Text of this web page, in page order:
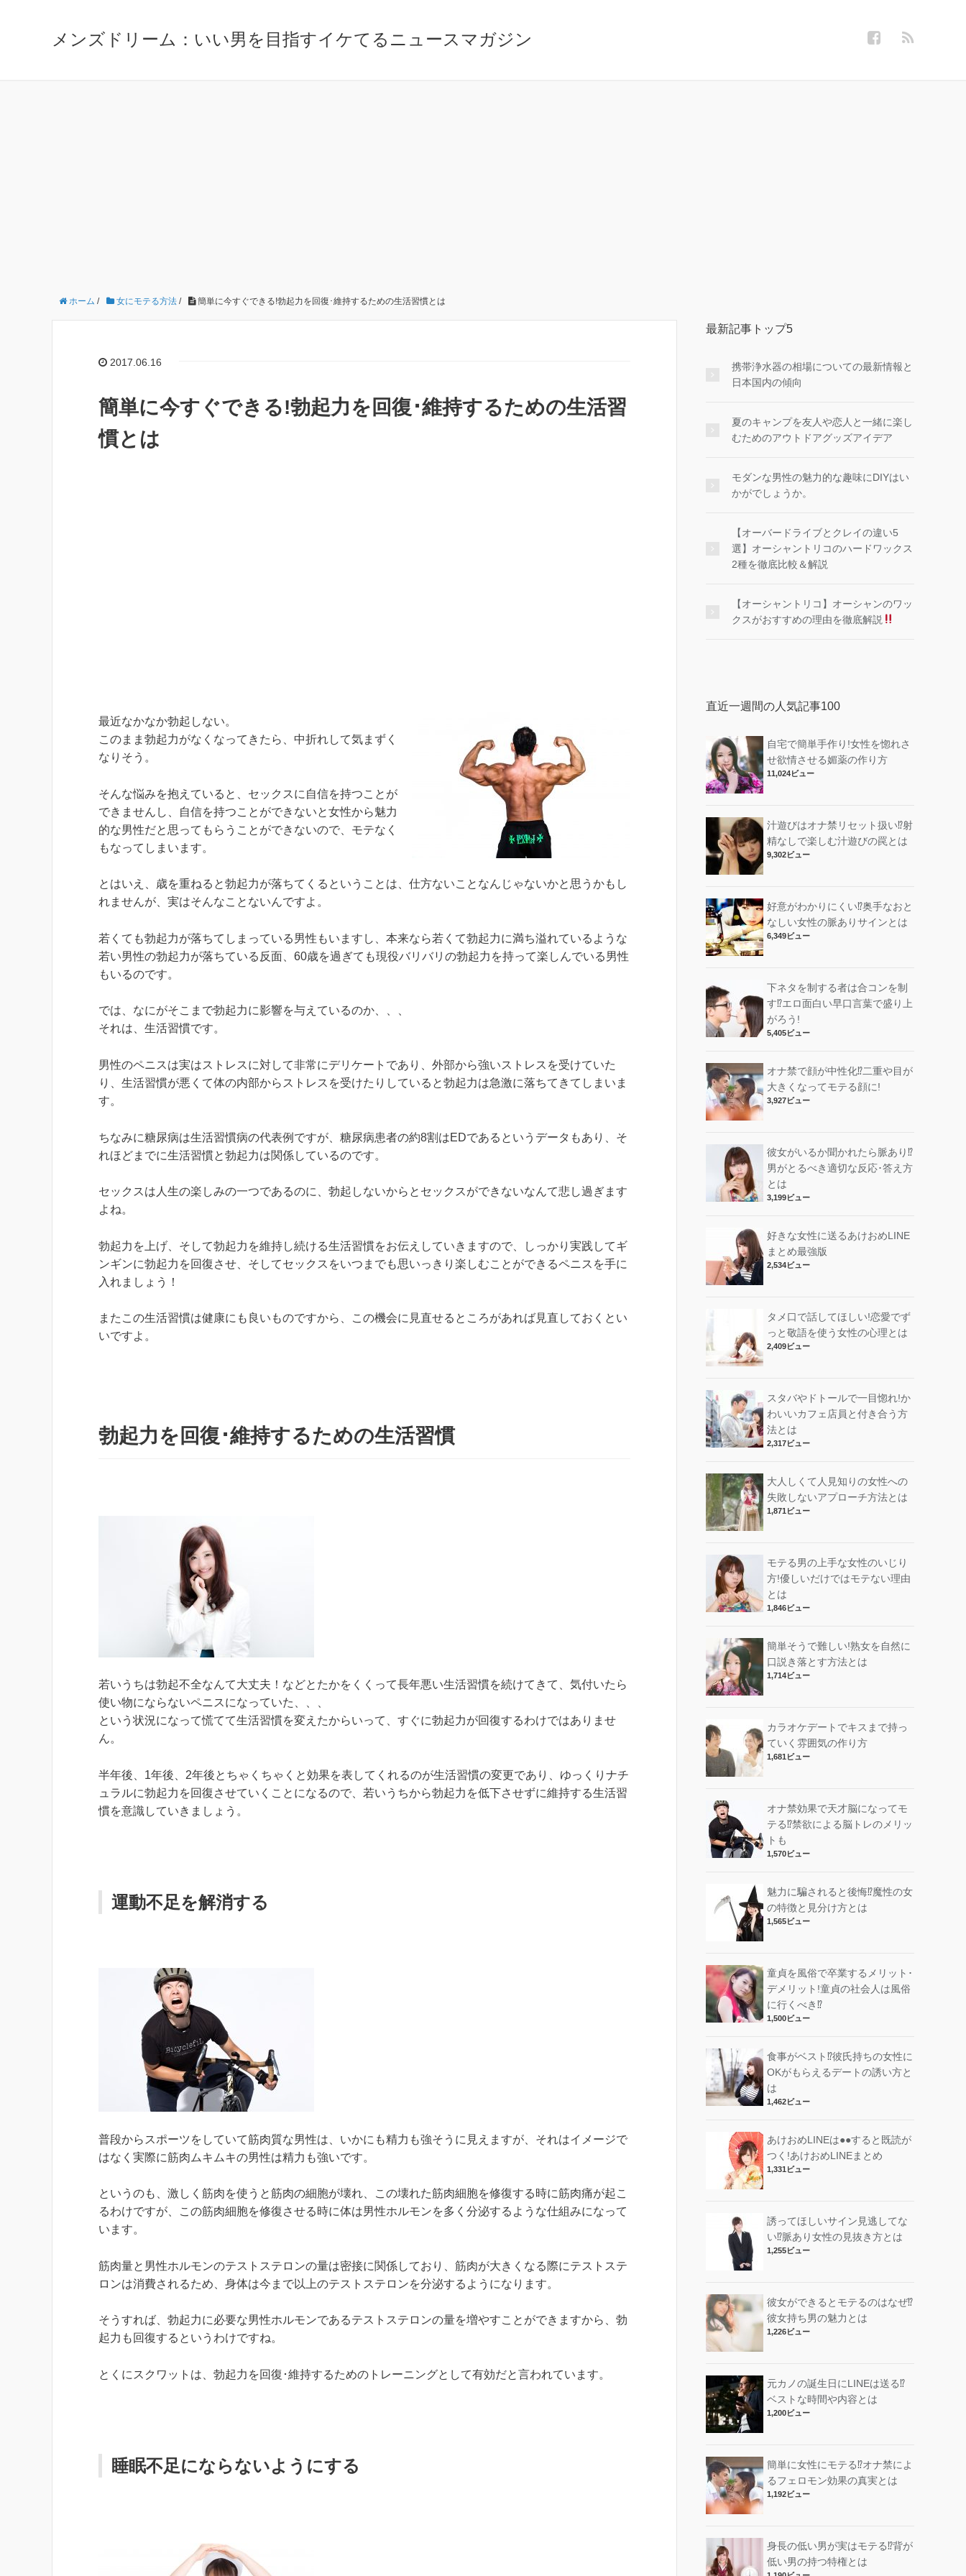
メンズドリーム：いい男を目指すイケてるニュースマガジン
ホーム / 女にモテる方法 / 簡単に今すぐできる!勃起力を回復･維持するための生活習慣とは
2017.06.16
簡単に今すぐできる!勃起力を回復･維持するための生活習
慣とは
最近なかなか勃起しない。
このまま勃起力がなくなってきたら、中折れして気まずく
なりそう。
そんな悩みを抱えていると、セックスに自信を持つことが
できませんし、自信を持つことができないと女性から魅力
的な男性だと思ってもらうことができないので、モテなく
もなってしまいます。
とはいえ、歳を重ねると勃起力が落ちてくるということは、仕方ないことなんじゃないかと思うかもし
れませんが、実はそんなことないんですよ。
若くても勃起力が落ちてしまっている男性もいますし、本来なら若くて勃起力に満ち溢れているような
若い男性の勃起力が落ちている反面、60歳を過ぎても現役バリバリの勃起力を持って楽しんでいる男性
もいるのです。
では、なにがそこまで勃起力に影響を与えているのか、、、
それは、生活習慣です。
男性のペニスは実はストレスに対して非常にデリケートであり、外部から強いストレスを受けていた
り、生活習慣が悪くて体の内部からストレスを受けたりしていると勃起力は急激に落ちてきてしまいま
す。
ちなみに糖尿病は生活習慣病の代表例ですが、糖尿病患者の約8割はEDであるというデータもあり、そ
れほどまでに生活習慣と勃起力は関係しているのです。
セックスは人生の楽しみの一つであるのに、勃起しないからとセックスができないなんて悲し過ぎます
よね。
勃起力を上げ、そして勃起力を維持し続ける生活習慣をお伝えしていきますので、しっかり実践してギ
ンギンに勃起力を回復させ、そしてセックスをいつまでも思いっきり楽しむことができるペニスを手に
入れましょう！
またこの生活習慣は健康にも良いものですから、この機会に見直せるところがあれば見直しておくとい
いですよ。
勃起力を回復･維持するための生活習慣
若いうちは勃起不全なんて大丈夫！などとたかをくくって長年悪い生活習慣を続けてきて、気付いたら
使い物にならないペニスになっていた、、、
という状況になって慌てて生活習慣を変えたからいって、すぐに勃起力が回復するわけではありませ
ん。
半年後、1年後、2年後とちゃくちゃくと効果を表してくれるのが生活習慣の変更であり、ゆっくりナチ
ュラルに勃起力を回復させていくことになるので、若いうちから勃起力を低下させずに維持する生活習
慣を意識していきましょう。
運動不足を解消する
普段からスポーツをしていて筋肉質な男性は、いかにも精力も強そうに見えますが、それはイメージで
はなく実際に筋肉ムキムキの男性は精力も強いです。
というのも、激しく筋肉を使うと筋肉の細胞が壊れ、この壊れた筋肉細胞を修復する時に筋肉痛が起こ
るわけですが、この筋肉細胞を修復させる時に体は男性ホルモンを多く分泌するような仕組みになって
います。
筋肉量と男性ホルモンのテストステロンの量は密接に関係しており、筋肉が大きくなる際にテストステ
ロンは消費されるため、身体は今まで以上のテストステロンを分泌するようになります。
そうすれば、勃起力に必要な男性ホルモンであるテストステロンの量を増やすことができますから、勃
起力も回復するというわけですね。
とくにスクワットは、勃起力を回復･維持するためのトレーニングとして有効だと言われています。
睡眠不足にならないようにする
最新記事トップ5
携帯浄水器の相場についての最新情報と
日本国内の傾向
夏のキャンプを友人や恋人と一緒に楽し
むためのアウトドアグッズアイデア
モダンな男性の魅力的な趣味にDIYはい
かがでしょうか。
【オーバードライブとクレイの違い5
選】オーシャントリコのハードワックス
2種を徹底比較＆解説
【オーシャントリコ】オーシャンのワッ
クスがおすすめの理由を徹底解説
直近一週間の人気記事100
自宅で簡単手作り!女性を惚れさ
せ欲情させる媚薬の作り方
11,024ビュー
汁遊びはオナ禁リセット扱い⁉︎射
精なしで楽しむ汁遊びの罠とは
9,302ビュー
好意がわかりにくい⁉︎奥手なおと
なしい女性の脈ありサインとは
6,349ビュー
下ネタを制する者は合コンを制
す⁉︎エロ面白い早口言葉で盛り上
がろう!
5,405ビュー
オナ禁で顔が中性化⁉︎二重や目が
大きくなってモテる顔に!
3,927ビュー
彼女がいるか聞かれたら脈あり⁉︎
男がとるべき適切な反応･答え方
とは
3,199ビュー
好きな女性に送るあけおめLINE
まとめ最強版
2,534ビュー
タメ口で話してほしい!恋愛でず
っと敬語を使う女性の心理とは
2,409ビュー
スタバやドトールで一目惚れ!か
わいいカフェ店員と付き合う方
法とは
2,317ビュー
大人しくて人見知りの女性への
失敗しないアプローチ方法とは
1,871ビュー
モテる男の上手な女性のいじり
方!優しいだけではモテない理由
とは
1,846ビュー
簡単そうで難しい!熟女を自然に
口説き落とす方法とは
1,714ビュー
カラオケデートでキスまで持っ
ていく雰囲気の作り方
1,681ビュー
オナ禁効果で天才脳になってモ
テる⁉︎禁欲による脳トレのメリッ
トも
1,570ビュー
魅力に騙されると後悔⁉︎魔性の女
の特徴と見分け方とは
1,565ビュー
童貞を風俗で卒業するメリット･
デメリット!︎童貞の社会人は風俗
に行くべき⁉︎
1,500ビュー
食事がベスト⁉︎彼氏持ちの女性に
OKがもらえるデートの誘い方と
は
1,462ビュー
あけおめLINEは●●すると既読が
つく!あけおめLINEまとめ
1,331ビュー
誘ってほしいサイン見逃してな
い⁉︎脈あり女性の見抜き方とは
1,255ビュー
彼女ができるとモテるのはなぜ⁉︎
彼女持ち男の魅力とは
1,226ビュー
元カノの誕生日にLINEは送る⁉︎
ベストな時間や内容とは
1,200ビュー
簡単に女性にモテる⁉︎オナ禁によ
るフェロモン効果の真実とは
1,192ビュー
身長の低い男が実はモテる⁉︎背が
低い男の持つ特権とは